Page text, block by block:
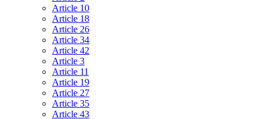
Article 10
Article 18
Article 26
Article 34
Article 42
Article 3
Article 11
Article 19
Article 27
Article 35
Article 43